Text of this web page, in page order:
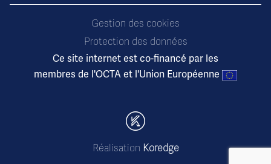
Gestion des cookies
Protection des données
Ce site internet est co-financé par les
membres de l'OCTA et l'Union Européenne
Réalisation Koredge